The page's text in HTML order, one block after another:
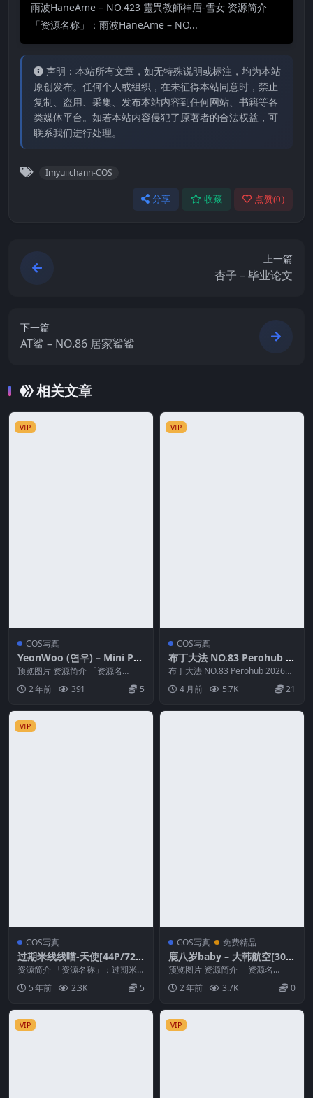
雨波HaneAme – NO.423 靈異教師神眉-雪女 资源简介
「资源名称」：雨波HaneAme – NO...
声明：本站所有文章，如无特殊说明或标注，均为本站
原创发布。任何个人或组织，在未征得本站同意时，禁止
复制、盗用、采集、发布本站内容到任何网站、书籍等各
类媒体平台。如若本站内容侵犯了原著者的合法权益，可
联系我们进行处理。
Imyuiichann-COS
分享 收藏 点赞(0)
上一篇
杏子 – 毕业论文
下一篇
AT鲨 – NO.86 居家鲨鲨
相关文章
VIP
COS写真
YeonWoo (연우) – Mini Ph
otobook[18P-122M]
预览图片 资源简介 「资源名
称」：YeonWoo (연우) – Mini Ph
o... 2 年前 391 5
VIP
COS写真
布丁大法 NO.83 Perohub 2
026年01月应援团订阅 (7套)
布丁大法 NO.83 Perohub 2026年
4 月前 5.7K 21
VIP
COS写真
过期米线线喵-天使[44P/72M
B]
资源简介 「资源名称」：过期米
线线喵-天使「资源大小」：72MB
「水印说明」：预...
5 年前 2.3K 5
COS写真 免费精品
鹿八岁baby – 大韩航空[30P
1V-282MB]
预览图片 资源简介 「资源名
称」：鹿八岁baby – 大韩航空[30
P1V-28...
2 年前 3.7K 0
VIP VIP